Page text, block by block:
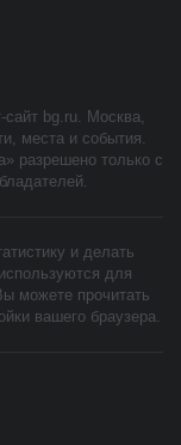
сайт bg.ru. Москва,
места и события.
разрешено только с
и делать
для
можете прочитать
вашего браузера.